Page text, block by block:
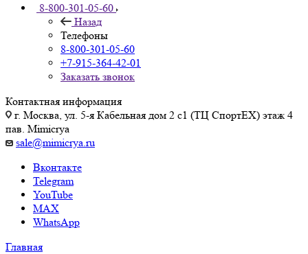
8-800-301-05-60
Назад
Телефоны
8-800-301-05-60
+7-915-364-42-01
Заказать звонок
Контактная информация
г. Москва, ул. 5-я Кабельная дом 2 с1 (ТЦ СпортEX) этаж 4
пав. Mimicrya
sale@mimicrya.ru
Вконтакте
Telegram
YouTube
MAX
WhatsApp
Главная